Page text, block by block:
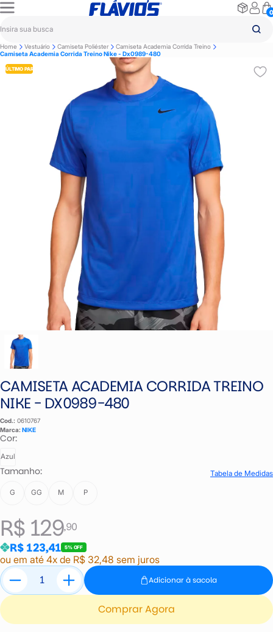
0
Home Vestuário Camiseta Poliéster
Camiseta Academia Corrida Treino
Camiseta Academia Corrida Treino Nike - Dx0989-480
ÚLTIMO PAR
CAMISETA ACADEMIA CORRIDA TREINO
NIKE - DX0989-480
Cod.: 0610767
Marca: NIKE
R$ 129,90
R$ 123,41 5% OFF
ou em até 4x de R$ 32,48 sem juros
Cor:
Azul
Tamanho: Tabela de Medidas
G GG M P
Adicionar à sacola
Comprar Agora